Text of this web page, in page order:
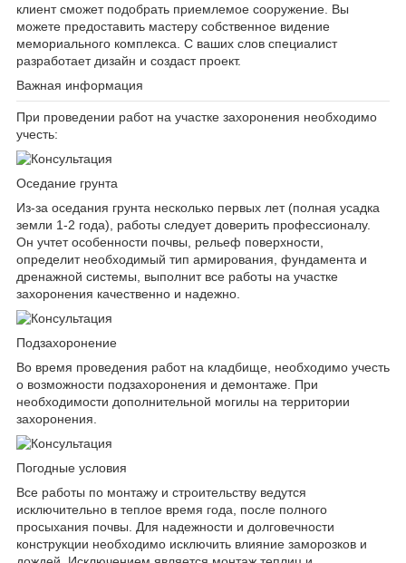
клиент сможет подобрать приемлемое сооружение. Вы
можете предоставить мастеру собственное видение
мемориального комплекса. С ваших слов специалист
разработает дизайн и создаст проект.
Важная информация
При проведении работ на участке захоронения необходимо
учесть:
Оседание грунта
Из-за оседания грунта несколько первых лет (полная усадка
земли 1-2 года), работы следует доверить профессионалу.
Он учтет особенности почвы, рельеф поверхности,
определит необходимый тип армирования, фундамента и
дренажной системы, выполнит все работы на участке
захоронения качественно и надежно.
Подзахоронение
Во время проведения работ на кладбище, необходимо учесть
о возможности подзахоронения и демонтаже. При
необходимости дополнительной могилы на территории
захоронения.
Погодные условия
Все работы по монтажу и строительству ведутся
исключительно в теплое время года, после полного
просыхания почвы. Для надежности и долговечности
конструкции необходимо исключить влияние заморозков и